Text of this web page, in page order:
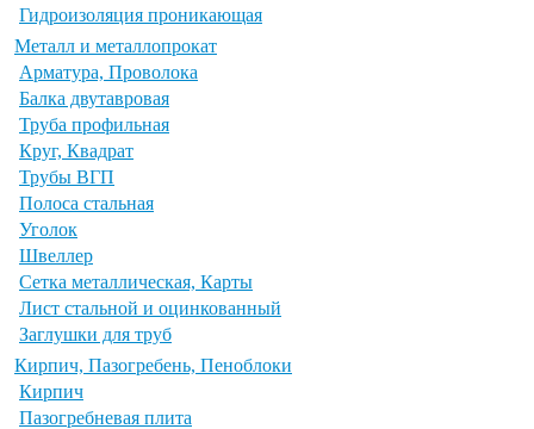
Гидроизоляция проникающая
Металл и металлопрокат
Арматура, Проволока
Балка двутавровая
Труба профильная
Круг, Квадрат
Трубы ВГП
Полоса стальная
Уголок
Швеллер
Сетка металлическая, Карты
Лист стальной и оцинкованный
Заглушки для труб
Кирпич, Пазогребень, Пеноблоки
Кирпич
Пазогребневая плита